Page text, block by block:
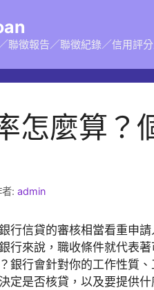
聯徵報告／聯徵紀錄／信用評
怎麼算？
: admin
行信貸的審核相當看重申
行來說，職收條件就代表
銀行會針對你的工作性質
定是否核貸，以及要提供什